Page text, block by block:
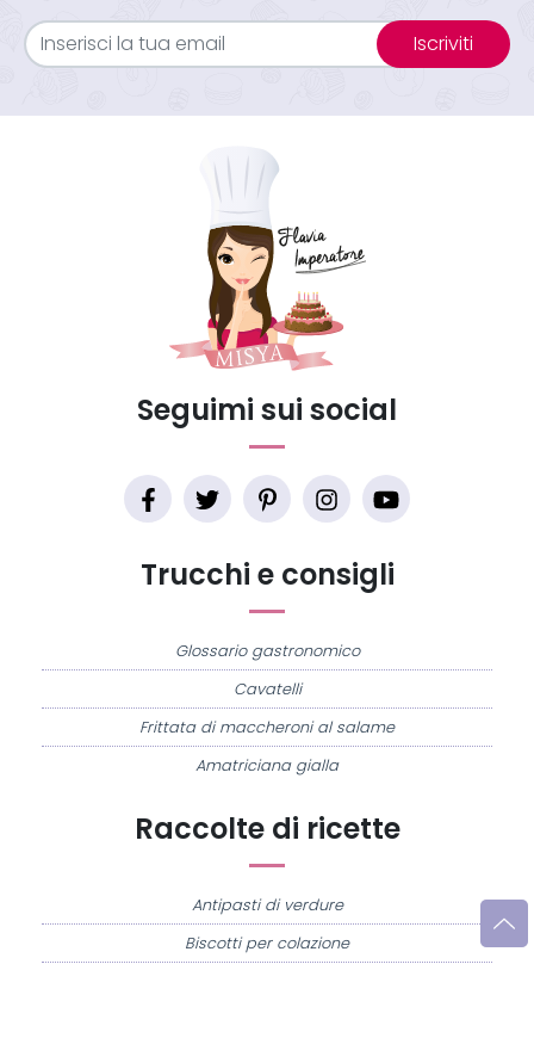
Iscriviti
Raccolte di ricette
Antipasti di verdure
Biscotti per colazione
Trucchi e consigli
Glossario gastronomico
Cavatelli
Frittata di maccheroni al salame
Amatriciana gialla
Seguimi sui social